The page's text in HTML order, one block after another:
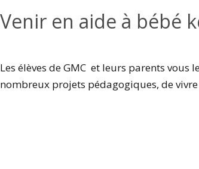
Venir en aide à bébé
Les élèves de GMC et leurs parents
nombreux projets pédagogiques, de